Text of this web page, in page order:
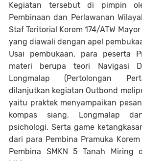
Kegiatan tersebut di pimpin
Pembinaan dan Perlawanan
Staf Teritorial Korem 174/ATW
yang diawali dengan apel
Usai pembukaan, para peserta
materi berupa teori Navigasi
Longmalap (Pertolongan
dilanjutkan kegiatan Outbond
yaitu praktek menyampaikan
kompas siang, Longmalap
psichologi. Serta game
dari para Pembina Pramuka Korem
Pembina SMKN 5 Tanah Miring